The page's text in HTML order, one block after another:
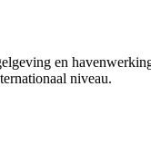
en
niveau.